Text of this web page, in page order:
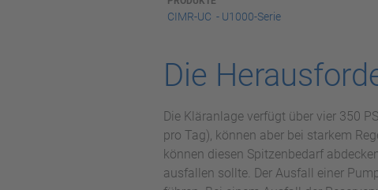
CIMR-UC - U1000-Serie
Die
Die Kläranlage verfügt über vier 350
pro Tag), können aber bei starkem
können diesen Spitzenbedarf
ausfallen sollte. Der Ausfall einer